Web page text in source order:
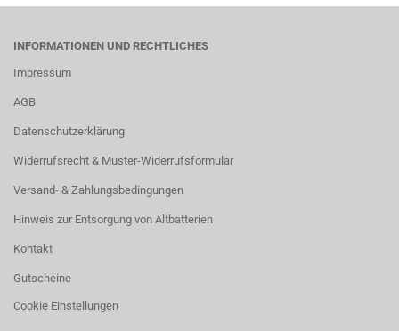
INFORMATIONEN UND RECHTLICHES
Impressum
AGB
Datenschutzerklärung
Widerrufsrecht & Muster-Widerrufsformular
Versand- & Zahlungsbedingungen
Hinweis zur Entsorgung von Altbatterien
Kontakt
Gutscheine
Cookie Einstellungen